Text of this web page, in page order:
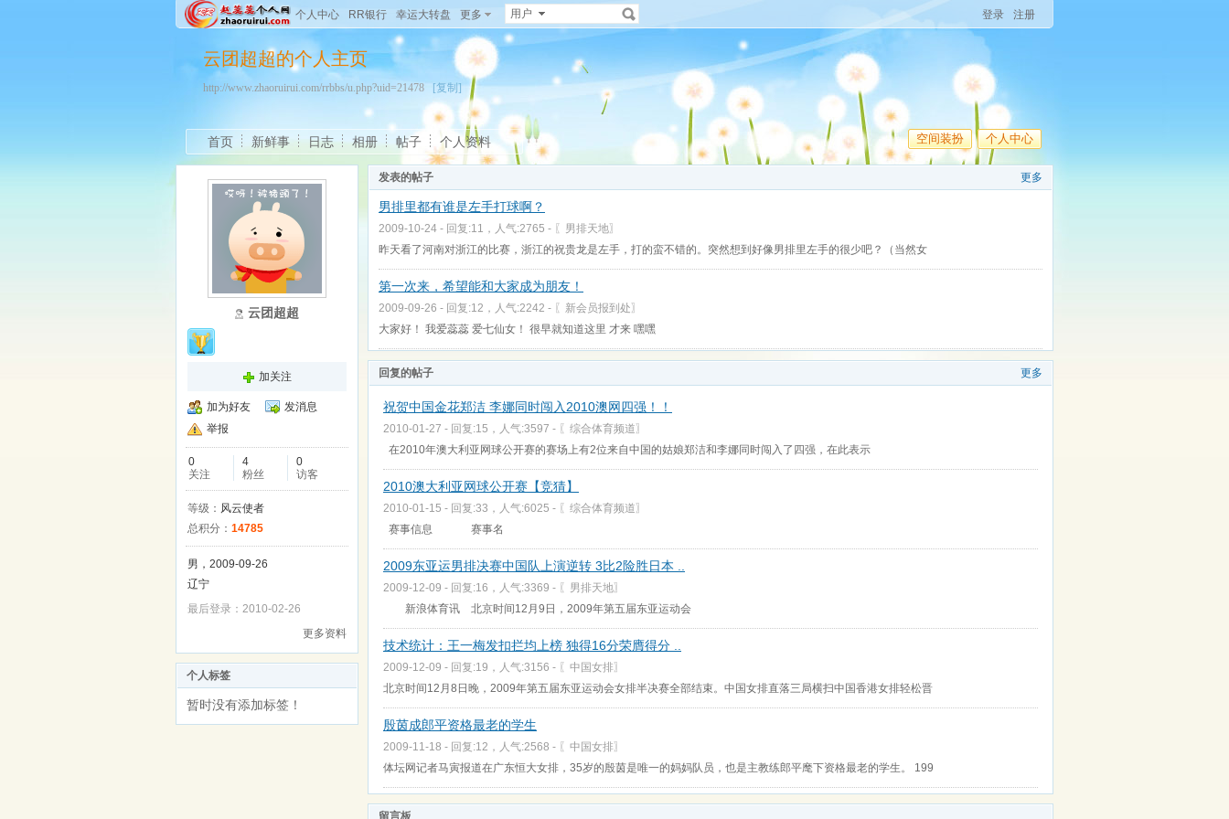
个人中心 RR银行 幸运大转盘 更多 用户 登录 注册
云团超超的个人主页
http://www.zhaoruirui.com/rrbbs/u.php?uid=21478 [复制]
空间装扮 个人中心
首页 新鲜事 日志 相册 帖子 个人资料
云团超超
加关注
加为好友
发消息
举报
0
关注
4
粉丝
0
访客
等级： 风云使者
总积分： 14785
男，2009-09-26
辽宁
最后登录：2010-02-26
更多资料
个人标签
暂时没有添加标签！
更多
发表的帖子
男排里都有谁是左手打球啊？
2009-10-24 - 回复:11，人气:2765 - 〖男排天地〗
昨天看了河南对浙江的比赛，浙江的祝贵龙是左手，打的蛮不错的。突然想到好像男排里左手的很少吧？（当然女
第一次来，希望能和大家成为朋友！
2009-09-26 - 回复:12，人气:2242 - 〖新会员报到处〗
大家好！ 我爱蕊蕊 爱七仙女！ 很早就知道这里 才来 嘿嘿
更多
回复的帖子
祝贺中国金花郑洁 李娜同时闯入2010澳网四强！！
2010-01-27 - 回复:15，人气:3597 - 〖综合体育频道〗
在2010年澳大利亚网球公开赛的赛场上有2位来自中国的姑娘郑洁和李娜同时闯入了四强，在此表示
2010澳大利亚网球公开赛【竞猜】
2010-01-15 - 回复:33，人气:6025 - 〖综合体育频道〗
赛事信息 赛事名
2009东亚运男排决赛中国队上演逆转 3比2险胜日本 ..
2009-12-09 - 回复:16，人气:3369 - 〖男排天地〗
新浪体育讯 北京时间12月9日，2009年第五届东亚运动会
技术统计：王一梅发扣拦均上榜 独得16分荣膺得分 ..
2009-12-09 - 回复:19，人气:3156 - 〖中国女排〗
北京时间12月8日晚，2009年第五届东亚运动会女排半决赛全部结束。中国女排直落三局横扫中国香港女排轻松晋
殷茵成郎平资格最老的学生
2009-11-18 - 回复:12，人气:2568 - 〖中国女排〗
体坛网记者马寅报道在广东恒大女排，35岁的殷茵是唯一的妈妈队员，也是主教练郎平麾下资格最老的学生。 199
留言板